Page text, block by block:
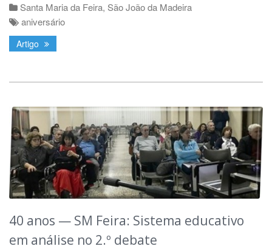
Santa Maria da Feira, São João da Madeira
aniversário
Artigo
40 anos — SM Feira: Sistema educativo
em análise no 2.º debate